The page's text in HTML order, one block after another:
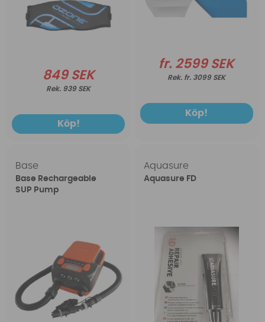
849 SEK
939 SEK
Köp!
fr. 2599 SEK
fr. 3099 SEK
Köp!
Base
Base Rechargeable
SUP Pump
Aquasure
Aquasure FD